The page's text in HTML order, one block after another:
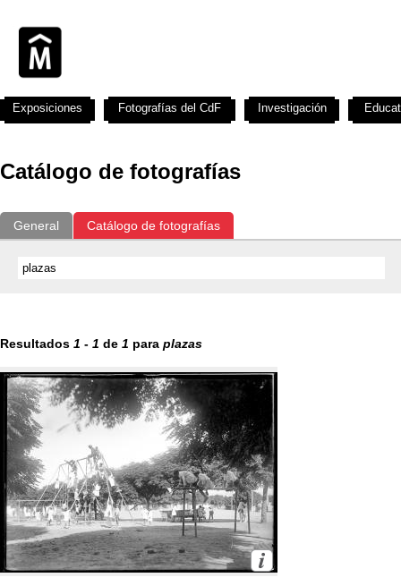
Catálogo de fotografías
General Catálogo de fotografías
Resultados 1 - 1 de 1 para plazas
Exposiciones Fotografías del CdF Investigación